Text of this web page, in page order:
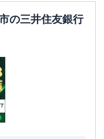
の三井住友銀行